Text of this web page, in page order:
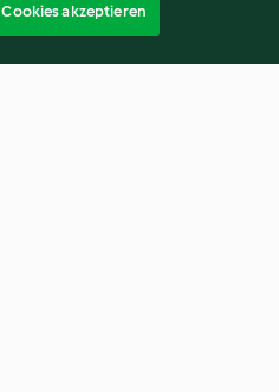
Cookies akzeptieren